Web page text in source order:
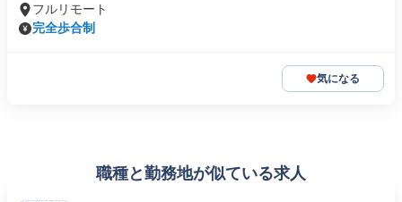
フルリモート
完全歩合制
気になる
職種と勤務地が似ている求人